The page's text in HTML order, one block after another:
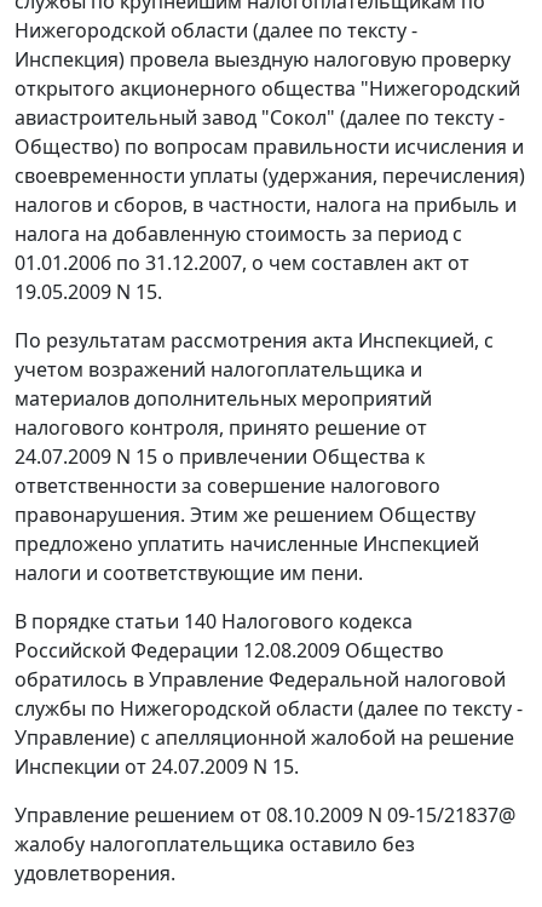
Нижегородской области (далее по тексту -
Инспекция) провела выездную налоговую проверку
открытого акционерного общества "Нижегородский
авиастроительный завод "Сокол" (далее по тексту -
Общество) по вопросам правильности исчисления и
своевременности уплаты (удержания, перечисления)
налогов и сборов, в частности, налога на прибыль и
налога на добавленную стоимость за период с
01.01.2006 по 31.12.2007, о чем составлен акт от
19.05.2009 N 15.
По результатам рассмотрения акта Инспекцией, с
учетом возражений налогоплательщика и
материалов дополнительных мероприятий
налогового контроля, принято решение от
24.07.2009 N 15 о привлечении Общества к
ответственности за совершение налогового
правонарушения. Этим же решением Обществу
предложено уплатить начисленные Инспекцией
налоги и соответствующие им пени.
В порядке статьи 140 Налогового кодекса
Российской Федерации 12.08.2009 Общество
обратилось в Управление Федеральной налоговой
службы по Нижегородской области (далее по тексту -
Управление) с апелляционной жалобой на решение
Инспекции от 24.07.2009 N 15.
Управление решением от 08.10.2009 N 09-15/21837@
жалобу налогоплательщика оставило без
удовлетворения.